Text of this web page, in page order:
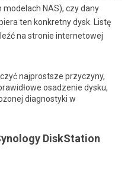
NAS), czy dany
ten konkretny dysk. Listę
na stronie internetowej
najprostsze przyczyny,
osadzenie dysku,
diagnostyki w
DiskStation